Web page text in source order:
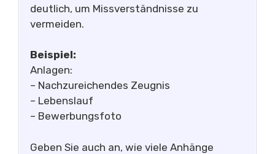
deutlich, um Missverständnisse zu
vermeiden.
Beispiel:
Anlagen:
– Nachzureichendes Zeugnis
– Lebenslauf
– Bewerbungsfoto
Geben Sie auch an, wie viele Anhänge